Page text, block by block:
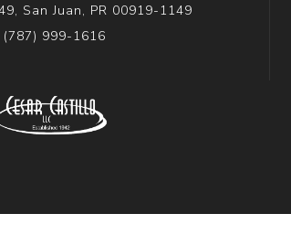
San Juan, PR 00919-1149
(787) 999-1616